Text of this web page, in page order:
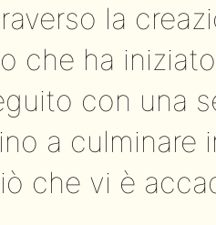
la
che ha
con una
a culminare
che vi è